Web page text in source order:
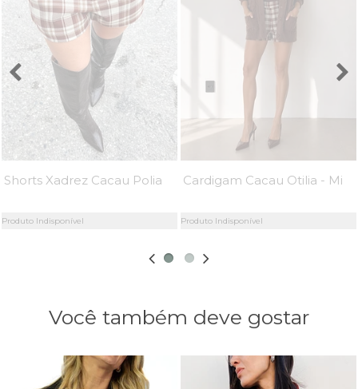
Produto Indisponível Produto Indisponível
Você também deve gostar